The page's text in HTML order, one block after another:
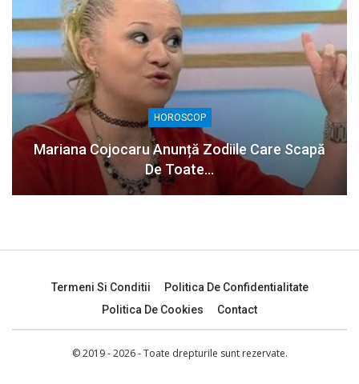
HOROSCOP
Mariana Cojocaru Anunță Zodiile Care Scapă
De Toate…
Termeni Si Conditii
Politica De Confidentialitate
Politica De Cookies
Contact
© 2019 - 2026 - Toate drepturile sunt rezervate.